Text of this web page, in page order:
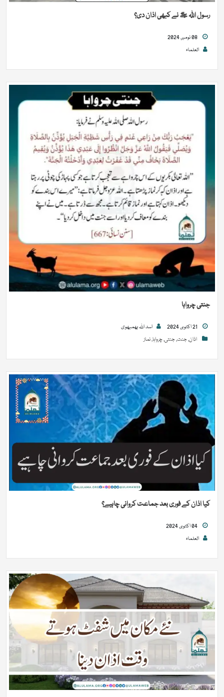
رسول اللہ ﷺ نے کبھی اذان دی؟
العلماء
جنتی چرواہا
اسد اللہ بھمبھوی
اذان,جنت,جنتی,چرواہا,نماز
کیا اذان کے فوری بعد جماعت کروانی چاہیے؟
العلماء